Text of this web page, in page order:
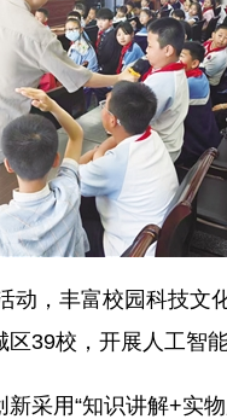
，丰富校园科技文
39校，开展人工智
用“知识讲解+实物